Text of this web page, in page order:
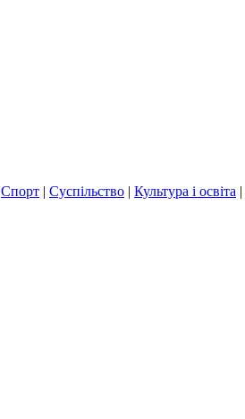
Спорт | Суспільство | Культура і освіта |